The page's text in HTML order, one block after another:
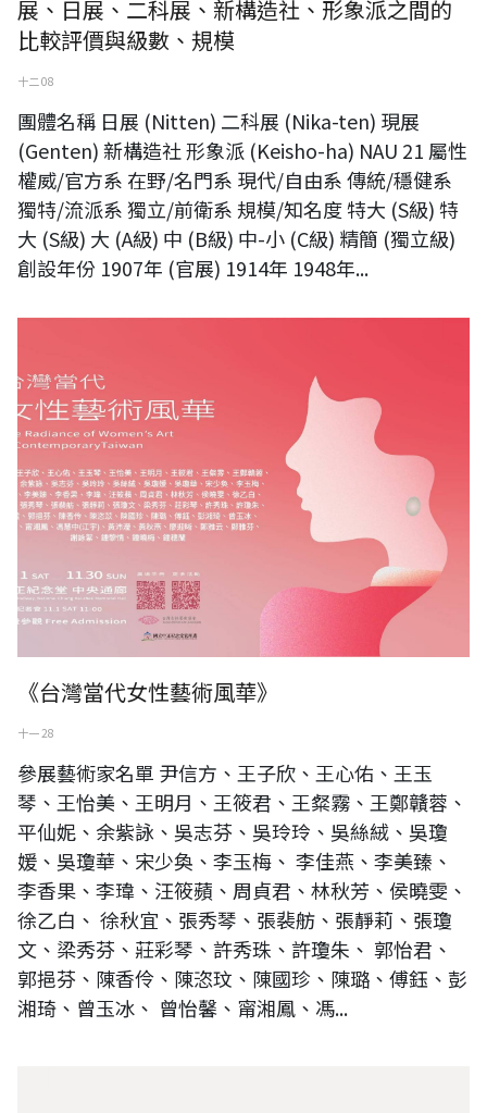
展、日展、二科展、新構造社、形象派之間的
比較評價與級數、規模
十二 08
團體名稱 日展 (Nitten) 二科展 (Nika-ten) 現展
(Genten) 新構造社 形象派 (Keisho-ha) NAU 21 屬性
權威/官方系 在野/名門系 現代/自由系 傳統/穩健系
獨特/流派系 獨立/前衛系 規模/知名度 特大 (S級) 特
大 (S級) 大 (A級) 中 (B級) 中-小 (C級) 精簡 (獨立級)
創設年份 1907年 (官展) 1914年 1948年...
《台灣當代女性藝術風華》
十一 28
參展藝術家名單 尹信方、王子欣、王心佑、王玉
琴、王怡美、王明月、王筱君、王粲霧、王鄭贛蓉、
平仙妮、余紫詠、吳志芬、吳玲玲、吳絲絨、吳瓊
媛、吳瓊華、宋少奐、李玉梅、 李佳燕、李美臻、
李香果、李瑋、汪筱蘋、周貞君、林秋芳、侯曉雯、
徐乙白、 徐秋宜、張秀琴、張裴舫、張靜莉、張瓊
文、梁秀芬、莊彩琴、許秀珠、許瓊朱、 郭怡君、
郭挹芬、陳香伶、陳恣玟、陳國珍、陳璐、傅鈺、彭
湘琦、曾玉冰、 曾怡馨、甯湘鳳、馮...